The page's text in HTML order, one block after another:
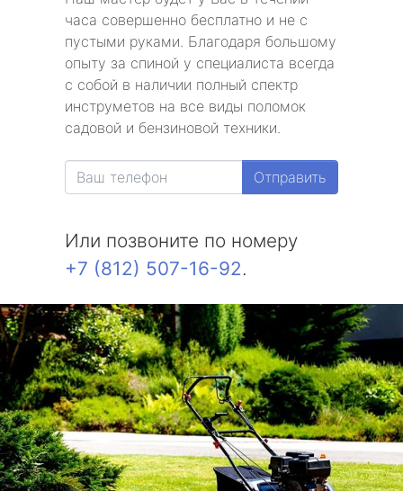
часа совершенно бесплатно и не с
пустыми руками. Благодаря большому
опыту за спиной у специалиста всегда
с собой в наличии полный спектр
инструметов на все виды поломок
садовой и бензиновой техники.
Отправить
Или позвоните по номеру
+7 (812) 507-16-92.